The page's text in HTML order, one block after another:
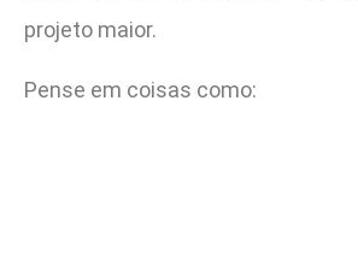
projeto maior.
Pense em coisas como: